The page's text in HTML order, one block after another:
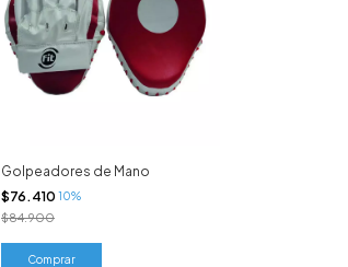
Golpeadores de Mano
$76.410 10%
$84.900